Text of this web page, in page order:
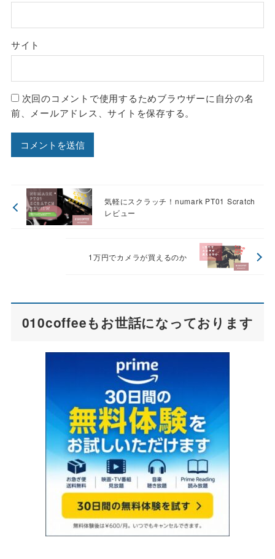
サイト
次回のコメントで使用するためブラウザーに自分の名
前、メールアドレス、サイトを保存する。
気軽にスクラッチ！numark PT01 Scratch
レビュー
1万円でカメラが買えるのか
010coffeeもお世話になっております